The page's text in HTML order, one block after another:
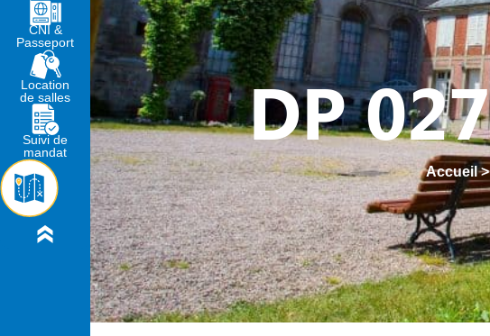
DP
Accueil
CNI &
Passeport
Location
de salles
Suivi de
mandat